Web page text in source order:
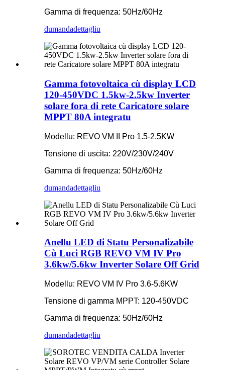
Gamma di frequenza: 50Hz/60Hz
dumandadettagliu
Gamma fotovoltaica cù display LCD
120-450VDC 1.5kw-2.5kw Inverter
solare fora di rete Caricatore solare
MPPT 80A integratu
Modellu: REVO VM II Pro 1.5-2.5KW
Tensione di uscita: 220V/230V/240V
Gamma di frequenza: 50Hz/60Hz
dumandadettagliu
Anellu LED di Statu Personalizabile
Cù Luci RGB REVO VM IV Pro
3.6kw/5.6kw Inverter Solare Off Grid
Modellu: REVO VM IV Pro 3.6-5.6KW
Tensione di gamma MPPT: 120-450VDC
Gamma di frequenza: 50Hz/60Hz
dumandadettagliu